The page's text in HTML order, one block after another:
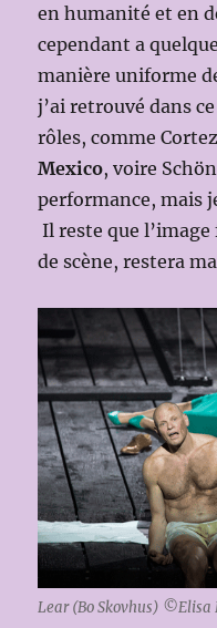
en humanité et en
cependant a
manière uniforme
j’ai retrouvé dans
rôles, comme
Mexico, voire
performance, mais
Il reste que
de scène, restera
Lear (Bo Skovhus) ©Elisa